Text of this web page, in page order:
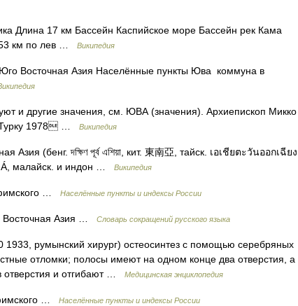
Длина 17 км Бассейн Каспийское море Бассейн рек Кама
км по лев …
Википедия
Восточная Азия Населённые пункты Юва коммуна в
и другие значения, см. ЮВА (значения). Архиепископ Микко
Турку 1978 …
Википедия
(бенг. দক্ষিণ পূর্ব এশিয়া, кит. 東南亞, тайск. เอเชียตะวันออกเฉียง
Á, малайск. и индон …
Википедия
… Населённые пункты и индексы России
Восточная Азия … Словарь сокращений русского языка
румынский хирург) остеосинтез с помощью серебряных
отломки; полосы имеют на одном конце два отверстия, а
отверстия и отгибают …
Медицинская энциклопедия
… Населённые пункты и индексы России